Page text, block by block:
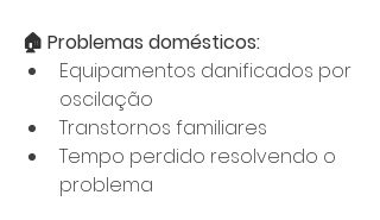
🏠 Problemas domésticos:
Equipamentos danificados por
oscilação
Transtornos familiares
Tempo perdido resolvendo o
problema